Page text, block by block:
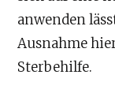
anwenden
Ausnahme
Sterbehilfe.